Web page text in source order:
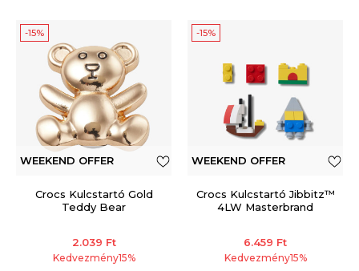
-15%
WEEKEND OFFER
Crocs Kulcstartó Gold
Teddy Bear
2.039 Ft
Kedvezmény15%
-15%
WEEKEND OFFER
Crocs Kulcstartó Jibbitz™
4LW Masterbrand
6.459 Ft
Kedvezmény15%